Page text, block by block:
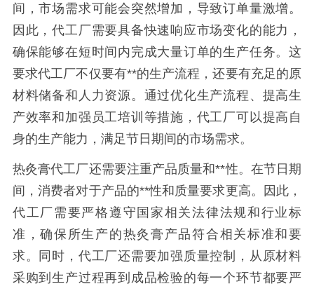
间，市场需求可能会突然增加，导致订单量激增。
因此，代工厂需要具备快速响应市场变化的能力，
确保能够在短时间内完成大量订单的生产任务。这
要求代工厂不仅要有**的生产流程，还要有充足的原
材料储备和人力资源。通过优化生产流程、提高生
产效率和加强员工培训等措施，代工厂可以提高自
身的生产能力，满足节日期间的市场需求。
热灸膏代工厂还需要注重产品质量和**性。在节日期
间，消费者对于产品的**性和质量要求更高。因此，
代工厂需要严格遵守国家相关法律法规和行业标
准，确保所生产的热灸膏产品符合相关标准和要
求。同时，代工厂还需要加强质量控制，从原材料
采购到生产过程再到成品检验的每一个环节都要严